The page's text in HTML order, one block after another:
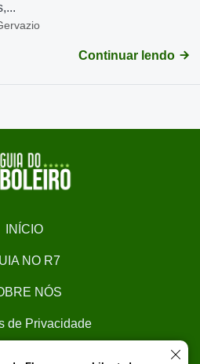
Continuar lendo
INÍCIO
NO R7
NÓS
de Privacidade